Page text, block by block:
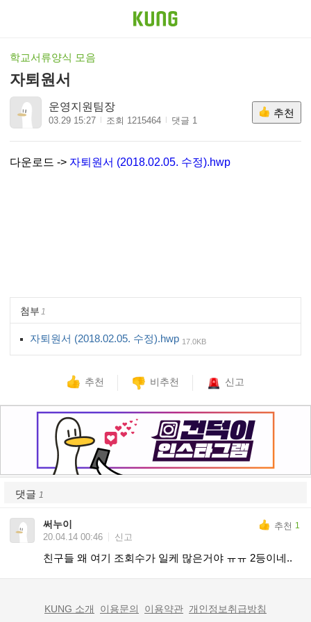
학교서류양식 모음
자퇴원서
운영지원팀장
03.29 15:27 조회 1215464 댓글 1
추천
다운로드 -> 자퇴원서 (2018.02.05. 수정).hwp
첨부 1
자퇴원서 (2018.02.05. 수정).hwp 17.0KB
추천 비추천 신고
댓글 1
써누이 추천 1
20.04.14 00:46 신고
친구들 왜 여기 조회수가 일케 많은거야 ㅠㅠ 2등이네..
KUNG 소개 이용문의 이용약관 개인정보취급방침